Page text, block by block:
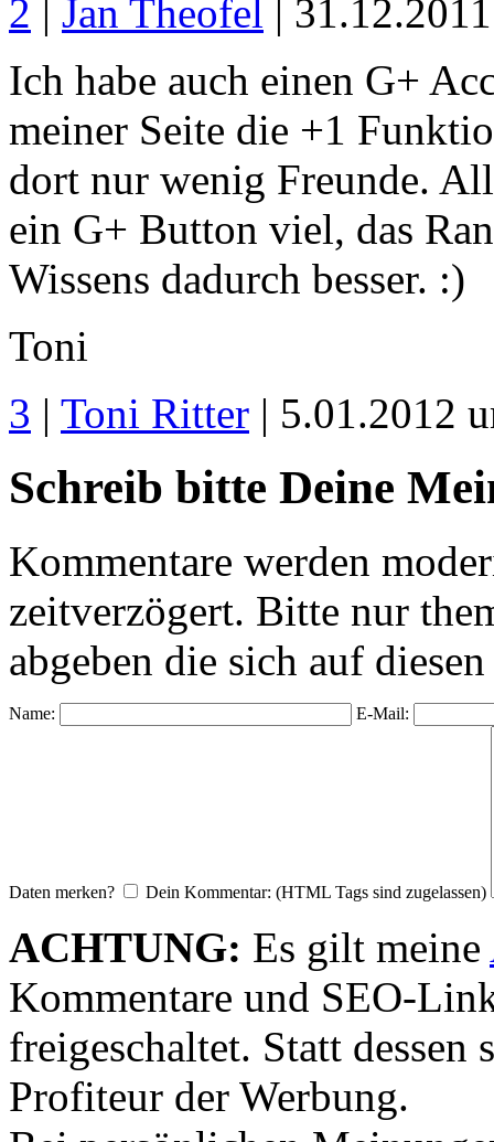
2 | Jan Theofel |
Ich habe auch einen G+
meiner Seite die +1
dort nur wenig Freunde.
ein G+ Button viel, das
Wissens dadurch besser. :)
Toni
3 | Toni Ritter | 5.01.2012
Schreib bitte Deine
Kommentare werden
zeitverzögert. Bitte nur
abgeben die sich auf
Name: E-Mail:
Daten merken? Dein Kommentar: (HTML Tags sind zugelassen)
ACHTUNG: Es gilt meine
Kommentare und SEO-
freigeschaltet. Statt dessen
Profiteur der Werbung.